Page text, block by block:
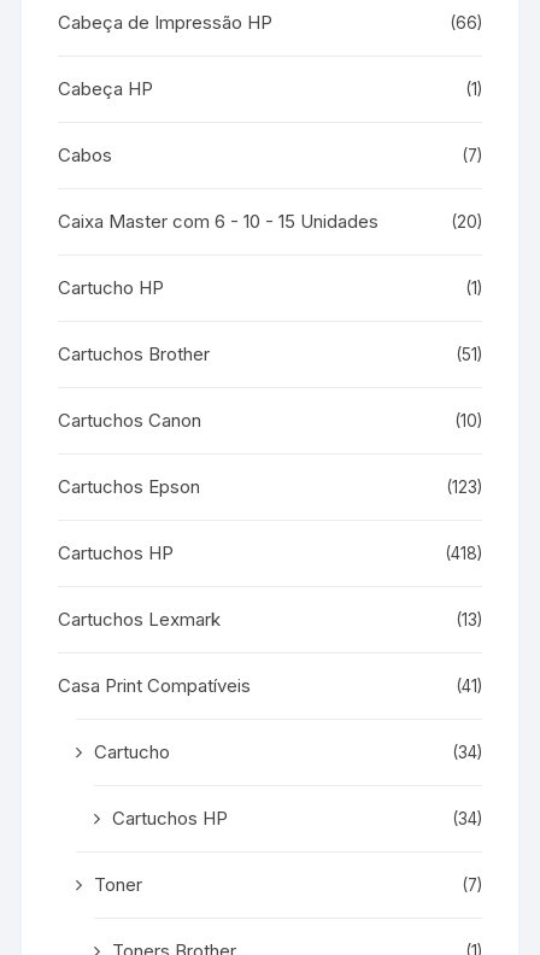
Cabeça de Impressão HP (66)
Cabeça HP (1)
Cabos (7)
Caixa Master com 6 - 10 - 15 Unidades (20)
Cartucho HP (1)
Cartuchos Brother (51)
Cartuchos Canon (10)
Cartuchos Epson (123)
Cartuchos HP (418)
Cartuchos Lexmark (13)
Casa Print Compatíveis (41)
Cartucho (34)
Cartuchos HP (34)
Toner (7)